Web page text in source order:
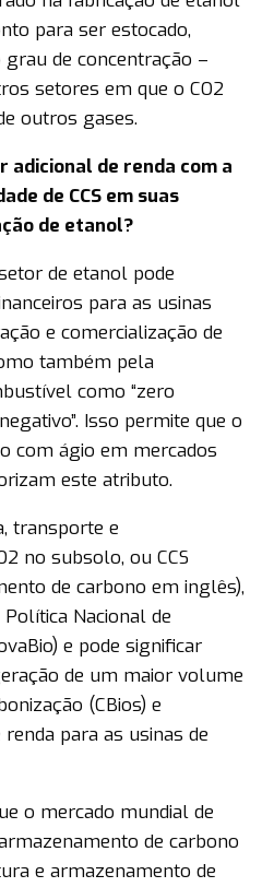
para ser estocado,
de concentração –
setores em que o CO2
outros gases.
adicional de renda com a
de CCS em suas
de etanol?
de etanol pode
para as usinas
e comercialização de
também pela
como “zero
Isso permite que o
com ágio em mercados
este atributo.
transporte e
no subsolo, ou CCS
de carbono em inglês),
Nacional de
e pode significar
de um maior volume
(CBios) e
para as usinas de
o mercado mundial de
de carbono
e armazenamento de